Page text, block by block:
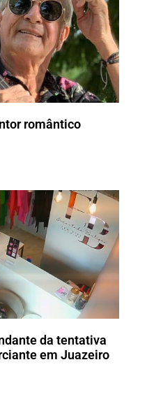
romântico
da tentativa
em Juazeiro